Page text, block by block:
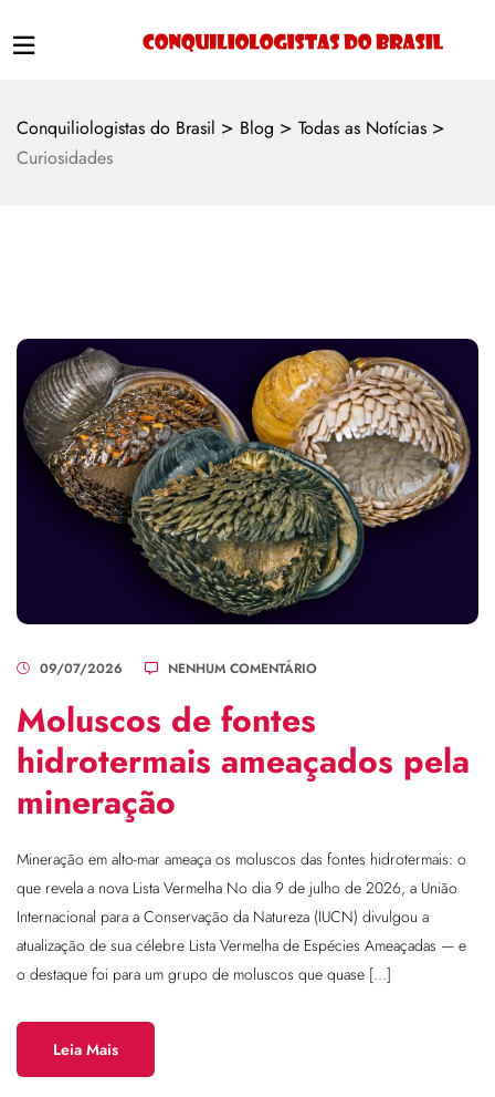
Conquiliologistas do Brasil > Blog > Todas as Notícias >
Curiosidades
09/07/2026 NENHUM COMENTÁRIO
Moluscos de fontes
hidrotermais ameaçados pela
mineração
Mineração em alto-mar ameaça os moluscos das fontes hidrotermais: o
que revela a nova Lista Vermelha No dia 9 de julho de 2026, a União
Internacional para a Conservação da Natureza (IUCN) divulgou a
atualização de sua célebre Lista Vermelha de Espécies Ameaçadas — e
o destaque foi para um grupo de moluscos que quase […]
Leia Mais